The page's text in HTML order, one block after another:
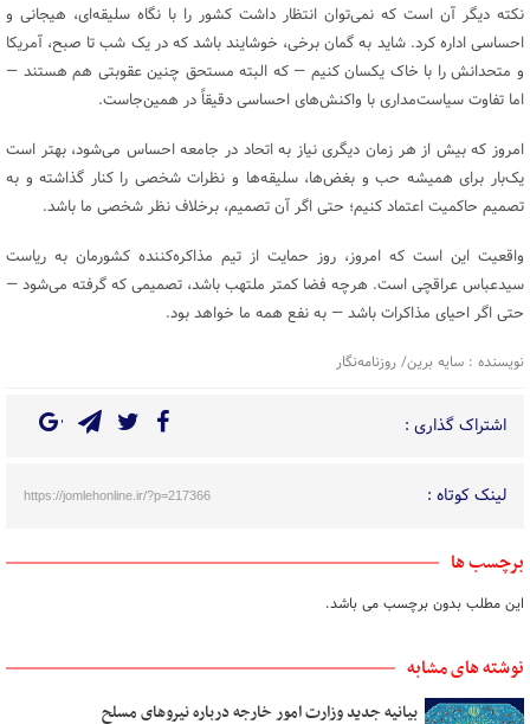
نکته دیگر آن است که نمی‌توان انتظار داشت کشور را با نگاه سلیقه‌ای، هیجانی و
احساسی اداره کرد. شاید به گمان برخی، خوشایند باشد که در یک شب تا صبح، آمریکا
و متحدانش را با خاک یکسان کنیم — که البته مستحق چنین عقوبتی هم هستند —
اما تفاوت سیاست‌مداری با واکنش‌های احساسی دقیقاً در همین‌جاست.
امروز که بیش از هر زمان دیگری نیاز به اتحاد در جامعه احساس می‌شود، بهتر است
یک‌بار برای همیشه حب و بغض‌ها، سلیقه‌ها و نظرات شخصی را کنار گذاشته و به
تصمیم حاکمیت اعتماد کنیم؛ حتی اگر آن تصمیم، برخلاف نظر شخصی ما باشد.
واقعیت این است که امروز، روز حمایت از تیم مذاکره‌کننده کشورمان به ریاست
سیدعباس عراقچی است. هرچه فضا کمتر ملتهب باشد، تصمیمی که گرفته می‌شود —
حتی اگر احیای مذاکرات باشد — به نفع همه‌ ما خواهد بود.
نویسنده : سایه برین/ روزنامه‌نگار
اشتراک گذاری :
لینک کوتاه : https://jomlehonline.ir/?p=217366
برچسب ها
این مطلب بدون برچسب می باشد.
نوشته های مشابه
بیانیه جدید وزارت امور خارجه درباره نیروهای مسلح